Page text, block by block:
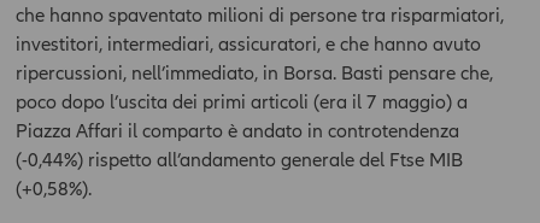
che hanno spaventato milioni di persone tra risparmiatori,
investitori, intermediari, assicuratori, e che hanno avuto
ripercussioni, nell’immediato, in Borsa. Basti pensare che,
poco dopo l’uscita dei primi articoli (era il 7 maggio) a
Piazza Affari il comparto è andato in controtendenza
(-0,44%) rispetto all’andamento generale del Ftse MIB
(+0,58%).